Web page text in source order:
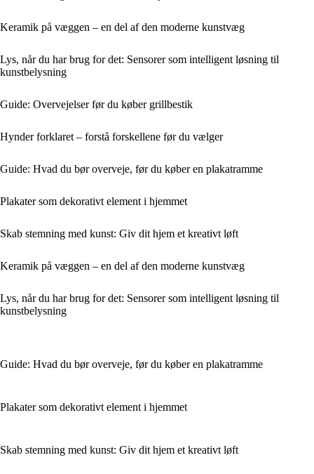
Keramik på væggen – en del af den moderne kunstvæg
Lys, når du har brug for det: Sensorer som intelligent løsning til
kunstbelysning
Guide: Overvejelser før du køber grillbestik
Hynder forklaret – forstå forskellene før du vælger
Guide: Hvad du bør overveje, før du køber en plakatramme
Plakater som dekorativt element i hjemmet
Skab stemning med kunst: Giv dit hjem et kreativt løft
Keramik på væggen – en del af den moderne kunstvæg
Lys, når du har brug for det: Sensorer som intelligent løsning til
kunstbelysning
Guide: Hvad du bør overveje, før du køber en plakatramme
Plakater som dekorativt element i hjemmet
Skab stemning med kunst: Giv dit hjem et kreativt løft